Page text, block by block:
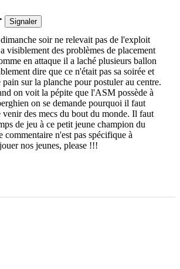
Signaler
dimanche soir ne relevait pas de l'exploit
visiblement des problèmes de placement
en attaque il a laché plusieurs ballon
dire que ce n'était pas sa soirée et
sur la planche pour postuler au centre.
on voit la pépite que l'ASM possède à
on se demande pourquoi il faut
venir des mecs du bout du monde. Il faut
de jeu à ce petit jeune champion du
commentaire n'est pas spécifique à
nos jeunes, please !!!